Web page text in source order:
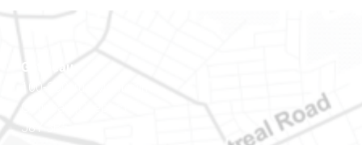
Gatineau
100-200, rue Montcalm
Gatineau (Québec)
J8Y 3B5